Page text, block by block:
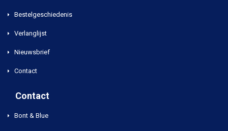
Bestelgeschiedenis
Verlanglijst
Nieuwsbrief
Contact
Contact
Bont & Blue